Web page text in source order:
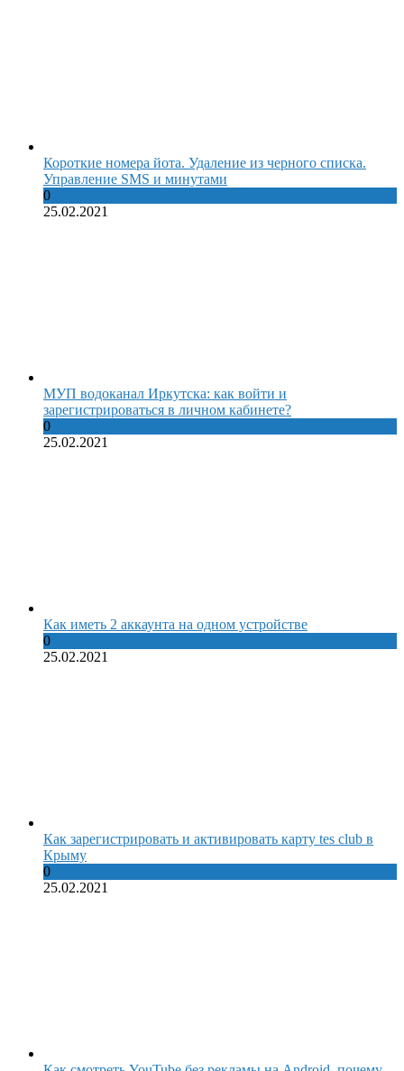
Короткие номера йота. Удаление из черного списка.
Управление SMS и минутами
0
25.02.2021
МУП водоканал Иркутска: как войти и
зарегистрироваться в личном кабинете?
0
25.02.2021
Как иметь 2 аккаунта на одном устройстве
0
25.02.2021
Как зарегистрировать и активировать карту tes club в
Крыму
0
25.02.2021